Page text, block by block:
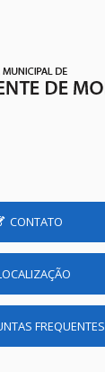
CONTATO
FREQUENTES